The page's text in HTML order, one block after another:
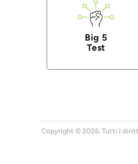
Big 5
Test
Copyright © 2026. Tutti i